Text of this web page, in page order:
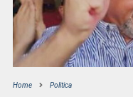
Home Politica